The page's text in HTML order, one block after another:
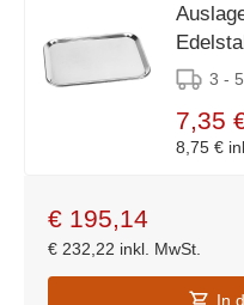
3 -
7,35
8,75 €
€ 195,14
€ 232,22 inkl. MwSt.
In